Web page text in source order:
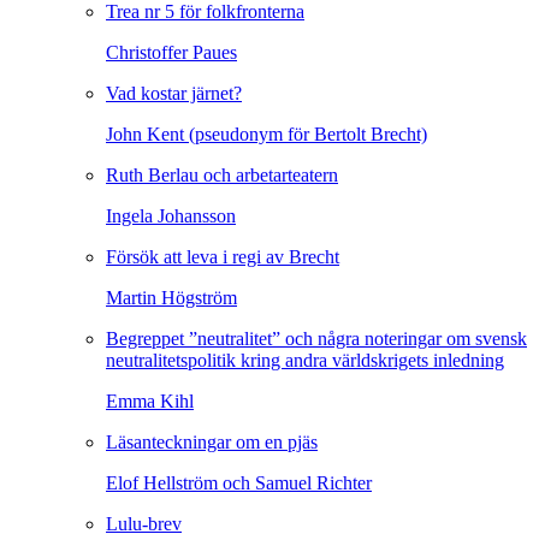
Trea nr 5 för folkfronterna
Christoffer Paues
Vad kostar järnet?
John Kent (pseudonym för Bertolt Brecht)
Ruth Berlau och arbetarteatern
Ingela Johansson
Försök att leva i regi av Brecht
Martin Högström
Begreppet ”neutralitet” och några noteringar om svensk
neutralitetspolitik kring andra världskrigets inledning
Emma Kihl
Läsanteckningar om en pjäs
Elof Hellström och Samuel Richter
Lulu-brev